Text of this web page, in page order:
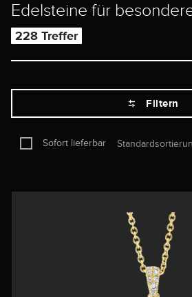
Edelsteine für
228 Treffer
Filtern
Sofort lieferbar